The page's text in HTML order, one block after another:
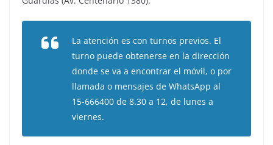
La atención es con turnos previos. El
turno puede obtenerse en la dirección
donde se va a encontrar el móvil, o por
llamada o mensajes de WhatsApp al
15-666400 de 8.30 a 12, de lunes a
viernes.